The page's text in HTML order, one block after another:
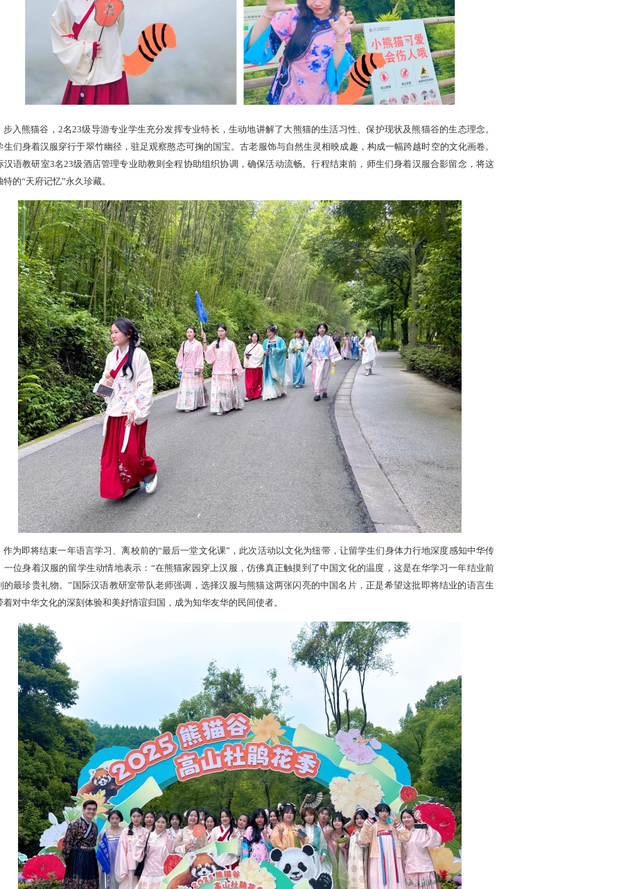
步入熊猫谷，2名23级导游专业学生充分发挥专业特长，生动地讲解了大熊猫的生活习性、保护现状及熊猫谷的生态理念。
生们身着汉服穿行于翠竹幽径，驻足观察憨态可掬的国宝。古老服饰与自然生灵相映成趣，构成一幅跨越时空的文化画卷。
汉语教研室3名23级酒店管理专业助教则全程协助组织协调，确保活动流畅。行程结束前，师生们身着汉服合影留念，将这
特的“天府记忆”永久珍藏。
作为即将结束一年语言学习、离校前的“最后一堂文化课”，此次活动以文化为纽带，让留学生们身体力行地深度感知中华传
一位身着汉服的留学生动情地表示：“在熊猫家园穿上汉服，仿佛真正触摸到了中国文化的温度，这是在华学习一年结业前
的最珍贵礼物。”国际汉语教研室带队老师强调，选择汉服与熊猫这两张闪亮的中国名片，正是希望这批即将结业的语言生
着对中华文化的深刻体验和美好情谊归国，成为知华友华的民间使者。